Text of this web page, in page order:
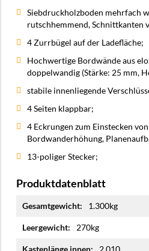
Siebdruckholzboden mehrfach
rutschhemmend, Schnittkanten
4 Zurrbügel auf der Ladefläche;
Hochwertige Bordwände aus
doppelwandig (Stärke: 25 mm,
stabile innenliegende
4 Seiten klappbar;
4 Eckrungen zum Einstecken
Bordwanderhöhung,
13-poliger Stecker;
Produktdatenblatt
Informationen
1.300kg
270kg
2.010